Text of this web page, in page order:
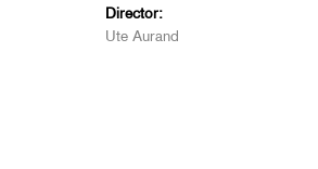
Director:
Ute Aurand